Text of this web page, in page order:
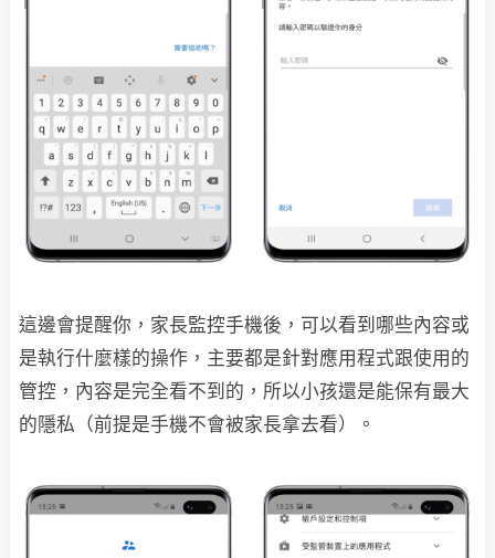
這邊會提醒你，家長監控手機後，可以看到哪些內容或
是執行什麼樣的操作，主要都是針對應用程式跟使用的
管控，內容是完全看不到的，所以小孩還是能保有最大
的隱私（前提是手機不會被家長拿去看）。